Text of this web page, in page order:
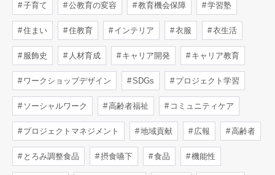
子育て 公教育の変容 教育機会保障 学習塾
住まい 住教育 インテリア 衣服 衣生活
服飾史 人材育成 キャリア開発 キャリア教育
ワークショップデザイン SDGs プロジェクト学習
ソーシャルワーク 高齢者福祉 コミュニティケア
プロジェクトマネジメント 地域貢献 広報 高齢者
とろみ調整食品 摂食嚥下 食品 機能性